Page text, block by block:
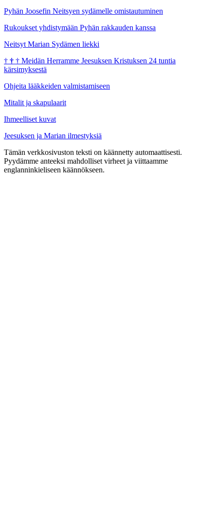
Pyhän Joosefin Neitsyen sydämelle omistautuminen
Rukoukset yhdistymään Pyhän rakkauden kanssa
Neitsyt Marian Sydämen liekki
† † † Meidän Herramme Jeesuksen Kristuksen 24 tuntia
kärsimyksestä
Ohjeita lääkkeiden valmistamiseen
Mitalit ja skapulaarit
Ihmeelliset kuvat
Jeesuksen ja Marian ilmestyksiä
Tämän verkkosivuston teksti on käännetty automaattisesti.
Pyydämme anteeksi mahdolliset virheet ja viittaamme
englanninkieliseen käännökseen.